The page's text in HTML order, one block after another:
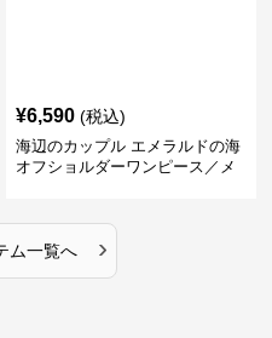
¥6,590 (税込)
海辺のカップル エメラルドの海
オフショルダーワンピース／メ
ム一覧へ ›